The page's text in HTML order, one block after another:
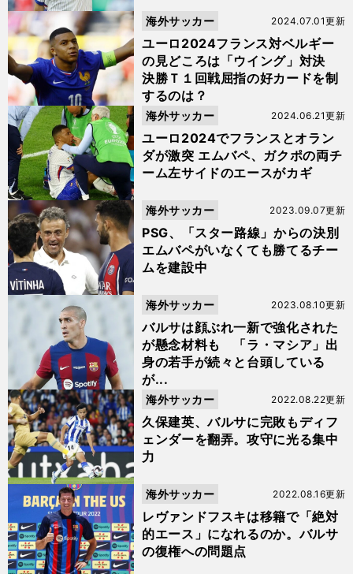
ユーロ2024フランス対ベルギー
の見どころは「ウイング」対決
決勝Ｔ１回戦屈指の好カードを制
するのは？
2024.07.01更新
海外サッカー
ユーロ2024でフランスとオラン
ダが激突 エムバペ、ガクポの両チ
ーム左サイドのエースがカギ
2024.06.21更新
海外サッカー
PSG、「スター路線」からの決別
エムバペがいなくても勝てるチー
ムを建設中
2023.09.07更新
海外サッカー
バルサは顔ぶれ一新で強化された
が懸念材料も 「ラ・マシア」出
身の若手が続々と台頭している
が...
2023.08.10更新
海外サッカー
久保建英、バルサに完敗もディフ
ェンダーを翻弄。攻守に光る集中
力
2022.08.22更新
海外サッカー
レヴァンドフスキは移籍で「絶対
的エース」になれるのか。バルサ
の復権への問題点
2022.08.16更新
海外サッカー